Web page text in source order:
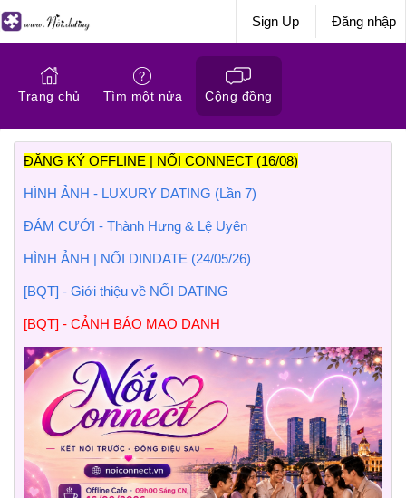
Sign Up Đăng nhập
Trang chủ Tìm một nửa Cộng đồng
ĐĂNG KÝ OFFLINE | NỐI CONNECT (16/08)
HÌNH ẢNH - LUXURY DATING (Lần 7)
ĐÁM CƯỚI - Thành Hưng & Lệ Uyên
HÌNH ẢNH | NỐI DINDATE (24/05/26)
[BQT] - Giới thiệu về NỐI DATING
[BQT] - CẢNH BÁO MẠO DANH